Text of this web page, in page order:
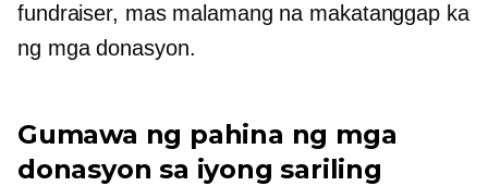
fundraiser, mas malamang na makatanggap ka
ng mga donasyon.
Gumawa ng pahina ng mga
donasyon sa iyong sariling